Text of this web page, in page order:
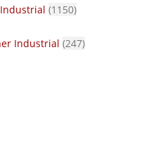
(1150)
Industrial (247)